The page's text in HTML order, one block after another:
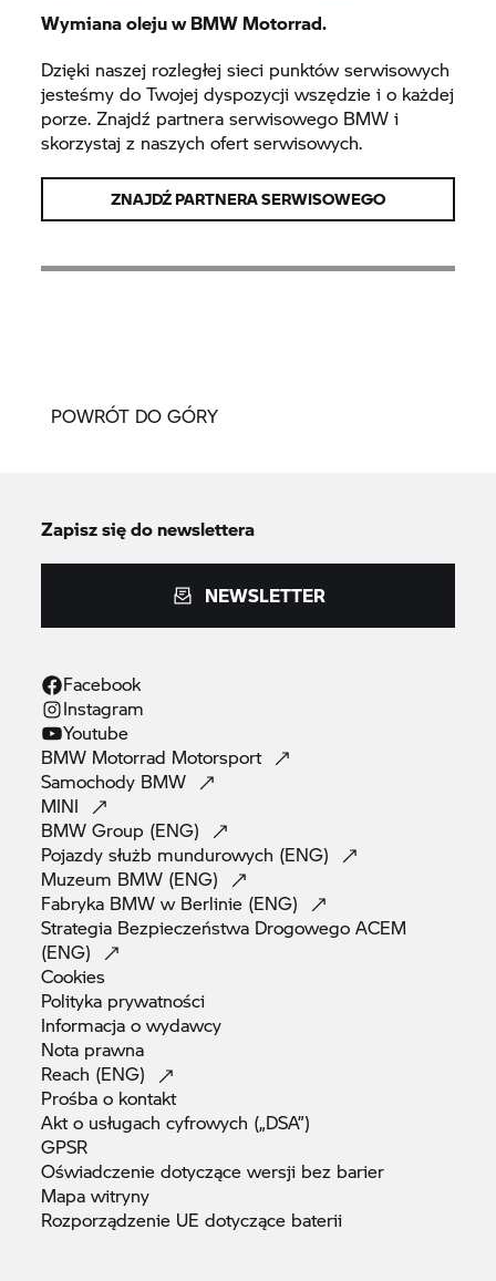
Wymiana oleju w BMW Motorrad.
Dzięki naszej rozległej sieci punktów serwisowych
jesteśmy do Twojej dyspozycji wszędzie i o każdej
porze. Znajdź partnera serwisowego BMW i
skorzystaj z naszych ofert serwisowych.
ZNAJDŹ PARTNERA SERWISOWEGO
POWRÓT DO GÓRY
Zapisz się do newslettera
NEWSLETTER
Facebook
Instagram
Youtube
BMW Motorrad Motorsport
Samochody BMW
MINI
BMW Group (ENG)
Pojazdy służb mundurowych (ENG)
Muzeum BMW (ENG)
Fabryka BMW w Berlinie (ENG)
Strategia Bezpieczeństwa Drogowego ACEM
(ENG)
Cookies
Polityka prywatności
Informacja owydawcy
Nota prawna
Reach (ENG)
Prośba o kontakt
Akt o usługach cyfrowych („DSA”)
GPSR
Oświadczenie dotyczące wersji bez barier
Mapawitryny
Rozporządzenie UE dotyczące baterii